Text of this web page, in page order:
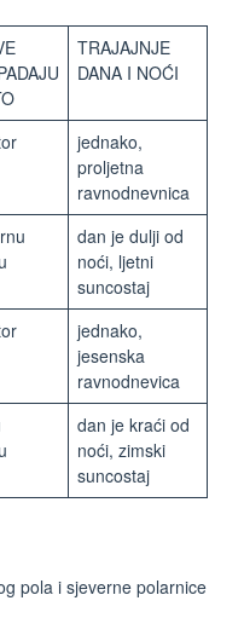
TRAJAJNJE
DANA I NOĆI
jednako,
proljetna
ravnodnevnica
dan je dulji od
noći, ljetni
suncostaj
jednako,
jesenska
ravnodnevica
dan je kraći od
noći, zimski
suncostaj
pola i sjeverne polarnice